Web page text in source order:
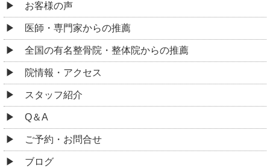
お客様の声
医師・専門家からの推薦
全国の有名整骨院・整体院からの推薦
院情報・アクセス
スタッフ紹介
Q＆A
ご予約・お問合せ
ブログ